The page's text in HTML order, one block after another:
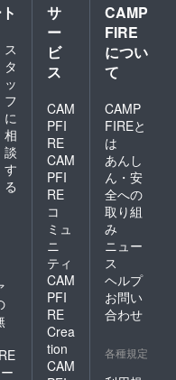
ス
タ
ッ
フ
に
相
談
す
る
サ
ー
ビ
ス
CAM
PFI
RE
CAM
PFI
RE
コ
ミュ
ニ
ティ
CAM
PFI
RE
Crea
tion
CAM
CAMP
FIRE
につい
て
CAMP
FIREと
は
あんし
ん・安
全への
取り組
み
ニュー
ス
ヘルプ
お問い
合わせ
各種規定